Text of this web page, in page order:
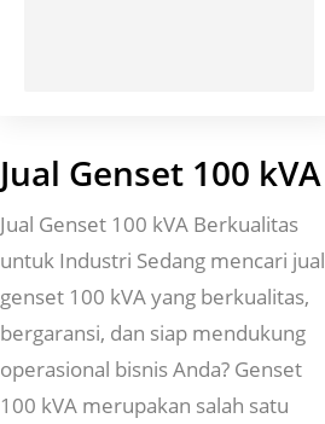
Jual Genset 100 kVA
Jual Genset 100 kVA Berkualitas
untuk Industri Sedang mencari jual
genset 100 kVA yang berkualitas,
bergaransi, dan siap mendukung
operasional bisnis Anda? Genset
100 kVA merupakan salah satu